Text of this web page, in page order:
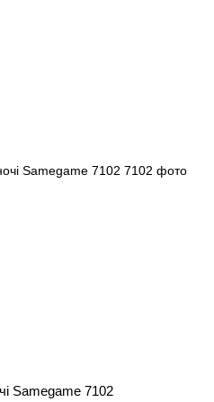
Samegame 7102